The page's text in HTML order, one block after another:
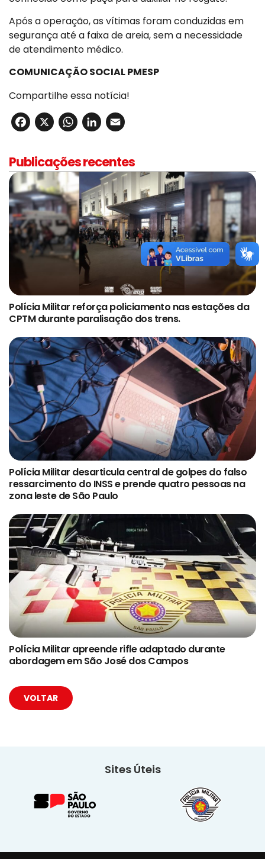
Após a operação, as vítimas foram conduzidas em
segurança até a faixa de areia, sem a necessidade
de atendimento médico.
COMUNICAÇÃO SOCIAL PMESP
Compartilhe essa notícia!
Facebook
X WhatsApp
LinkedIn
Publicações recentes
Polícia Militar reforça policiamento nas estações da
CPTM durante paralisação dos trens.
Polícia Militar desarticula central de golpes do falso
ressarcimento do INSS e prende quatro pessoas na
zona leste de São Paulo
Polícia Militar apreende rifle adaptado durante
abordagem em São José dos Campos
VOLTAR
Sites Úteis